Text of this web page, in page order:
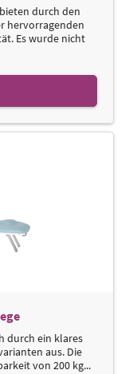
durch den
hervorragenden
Es wurde nicht
durch ein klares
aus. Die
von 200 kg...